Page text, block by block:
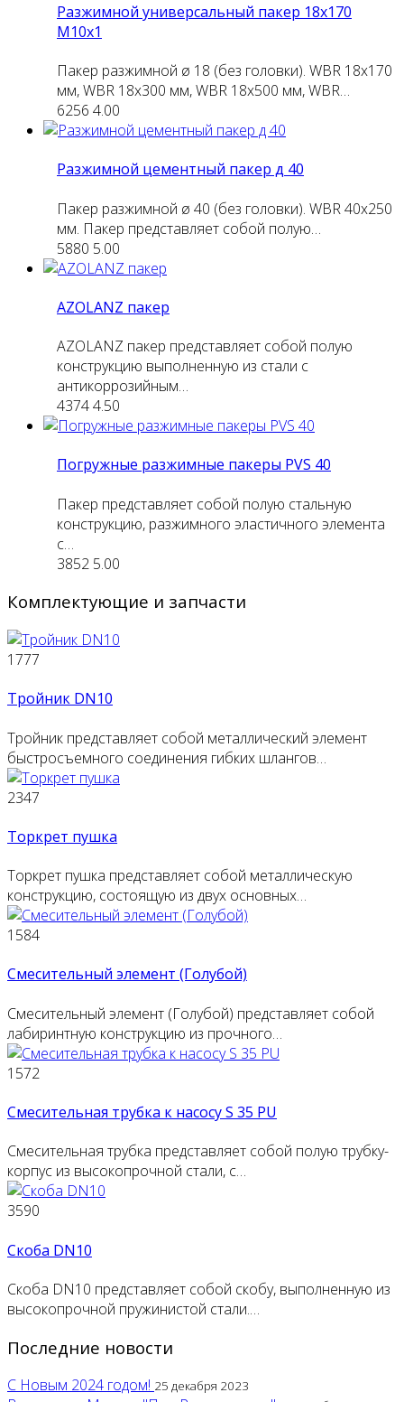
Разжимной универсальный пакер 18х170
М10х1
Пакер разжимной ø 18 (без головки). WBR 18х170
мм, WBR 18х300 мм, WBR 18х500 мм, WBR…
6256 4.00
Разжимной цементный пакер д 40
Пакер разжимной ø 40 (без головки). WBR 40х250
мм. Пакер представляет собой полую…
5880 5.00
AZOLANZ пакер
AZOLANZ пакер представляет собой полую
конструкцию выполненную из стали с
антикоррозийным…
43744.50
Погружные разжимные пакеры PVS 40
Пакер представляет собой полую стальную
конструкцию, разжимного эластичного элемента
с…
3852 5.00
Комплектующие и запчасти
1777
Тройник DN10
Тройник представляет собой металлический элемент
быстросъемного соединения гибких шлангов…
2347
Торкрет пушка
Торкрет пушка представляет собой металлическую
конструкцию, состоящую из двух основных…
1584
Смесительный элемент (Голубой)
Смесительный элемент (Голубой) представляет собой
лабиринтную конструкцию из прочного…
1572
Смесительная трубка к насосу S 35 PU
Смесительная трубка представляет собой полую трубку-
корпус из высокопрочной стали, с…
3590
Скоба DN10
Скоба DN10 представляет собой скобу, выполненную из
высокопрочной пружинистой стали.…
Последние новости
С Новым 2024 годом! 25 декабря 2023